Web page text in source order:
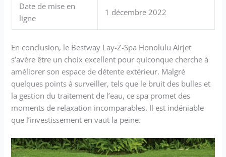
Date de mise en
ligne
1 décembre 2022
En conclusion, le Bestway Lay-Z-Spa Honolulu Airjet
s’avère être un choix excellent pour quiconque cherche à
améliorer son espace de détente extérieur. Malgré
quelques points à surveiller, tels que le bruit des bulles et
la gestion du traitement de l’eau, ce spa promet des
moments de relaxation incomparables. Il est indéniable
que l’investissement en vaut la peine.